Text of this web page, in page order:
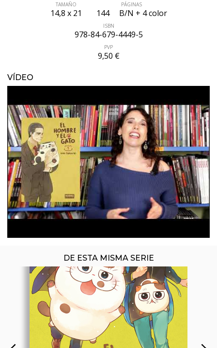
TAMAÑO
14,8 x 21
PÁGINAS
144 B/N + 4 color
ISBN
978-84-679-4449-5
PVP
9,50 €
VÍDEO
DE ESTA MISMA SERIE
ÚLTIMO NÚMERO PUBLICADO